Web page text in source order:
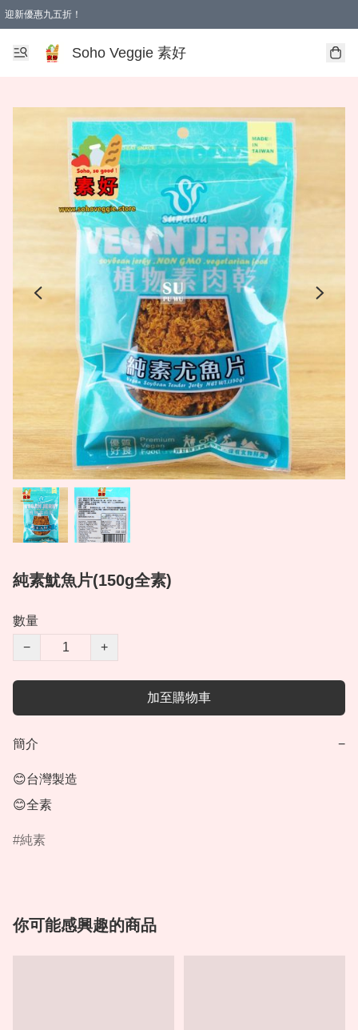
迎新優惠九五折！
Soho Veggie 素好
純素魷魚片(150g全素)
數量
−
+
加至購物車
簡介 −
😊台灣製造
😊全素
純素
你可能感興趣的商品